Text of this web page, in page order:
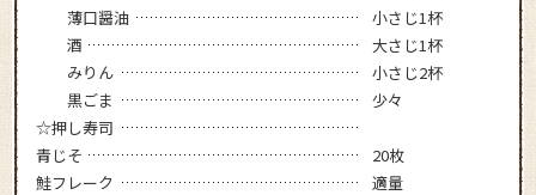
薄口醤油
小さじ1杯
酒
大さじ1杯
みりん
小さじ2杯
黒ごま
少々
☆押し寿司
青じそ
20枚
鮭フレーク
適量